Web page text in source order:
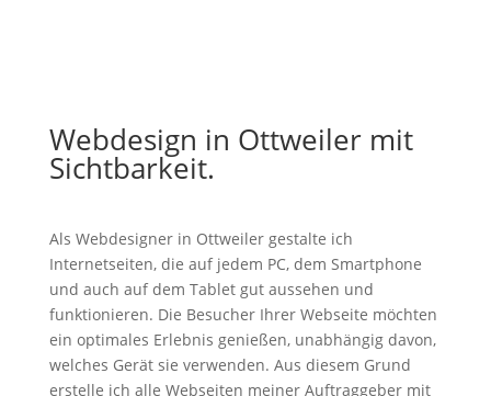
Webdesign in Ottweiler mit
Sichtbarkeit.
Als Webdesigner in Ottweiler gestalte ich
Internetseiten, die auf jedem PC, dem Smartphone
und auch auf dem Tablet gut aussehen und
funktionieren. Die Besucher Ihrer Webseite möchten
ein optimales Erlebnis genießen, unabhängig davon,
welches Gerät sie verwenden. Aus diesem Grund
erstelle ich alle Webseiten meiner Auftraggeber mit